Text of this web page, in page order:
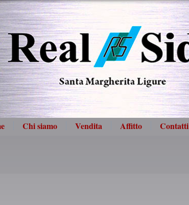
Chi siamo Vendita Affitto Contatti